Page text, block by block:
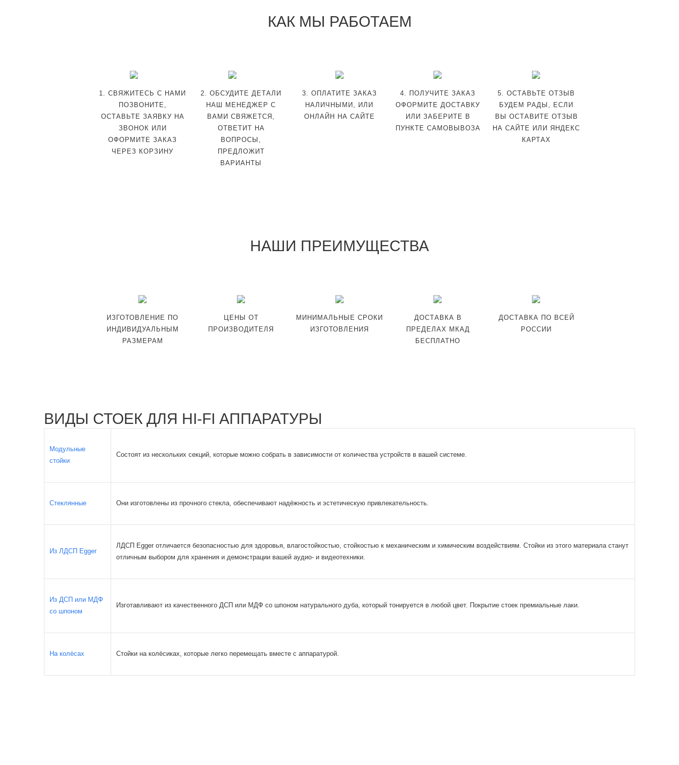
КАК МЫ РАБОТАЕМ
1. СВЯЖИТЕСЬ С НАМИ
ПОЗВОНИТЕ,
ОСТАВЬТЕ ЗАЯВКУ НА
ЗВОНОК ИЛИ
ОФОРМИТЕ ЗАКАЗ
ЧЕРЕЗ КОРЗИНУ
2. ОБСУДИТЕ ДЕТАЛИ
НАШ МЕНЕДЖЕР С
ВАМИ СВЯЖЕТСЯ,
ОТВЕТИТ НА
ВОПРОСЫ,
ПРЕДЛОЖИТ
ВАРИАНТЫ
3. ОПЛАТИТЕ ЗАКАЗ
НАЛИЧНЫМИ, ИЛИ
ОНЛАЙН НА САЙТЕ
4. ПОЛУЧИТЕ ЗАКАЗ
ОФОРМИТЕ ДОСТАВКУ
ИЛИ ЗАБЕРИТЕ В
ПУНКТЕ САМОВЫВОЗА
5. ОСТАВЬТЕ ОТЗЫВ
БУДЕМ РАДЫ, ЕСЛИ
ВЫ ОСТАВИТЕ ОТЗЫВ
НА САЙТЕ ИЛИ ЯНДЕКС
КАРТАХ
НАШИ ПРЕИМУЩЕСТВА
ИЗГОТОВЛЕНИЕ ПО
ИНДИВИДУАЛЬНЫМ
РАЗМЕРАМ
ЦЕНЫ ОТ
ПРОИЗВОДИТЕЛЯ
МИНИМАЛЬНЫЕ СРОКИ
ИЗГОТОВЛЕНИЯ
ДОСТАВКА В
ПРЕДЕЛАХ МКАД
БЕСПЛАТНО
ДОСТАВКА ПО ВСЕЙ
РОССИИ
ВИДЫ СТОЕК ДЛЯ HI-FI АППАРАТУРЫ
Модульные
стойки
Состоят из нескольких секций, которые можно собрать в зависимости от количества устройств в вашей системе.
Стеклянные Они изготовлены из прочного стекла, обеспечивают надёжность и эстетическую привлекательность.
Из ЛДСП Egger
ЛДСП Egger отличается безопасностью для здоровья, влагостойкостью, стойкостью к механическим и химическим воздействиям. Стойки из этого материала станут
отличным выбором для хранения и демонстрации вашей аудио- и видеотехники.
Из ДСП или МДФ
со шпоном
Изготавливают из качественного ДСП или МДФ со шпоном натурального дуба, который тонируется в любой цвет. Покрытие стоек премиальные лаки.
На колёсах Стойки на колёсиках, которые легко перемещать вместе с аппаратурой.